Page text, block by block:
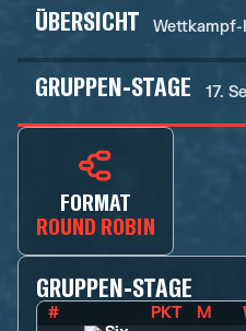
ÜBERSICHT
GRUPPEN-STAGE 17.
FORMAT
ROUND ROBIN
GRUPPEN-STAGE
# PKT M